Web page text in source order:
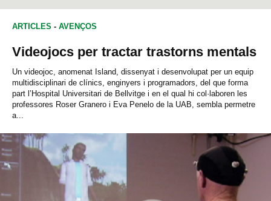
ARTICLES - AVENÇOS
Videojocs per tractar trastorns mentals
Un videojoc, anomenat Island, dissenyat i desenvolupat per un equip
multidisciplinari de clínics, enginyers i programadors, del que forma
part l’Hospital Universitari de Bellvitge i en el qual hi col·laboren les
professores Roser Granero i Eva Penelo de la UAB, sembla permetre
a...